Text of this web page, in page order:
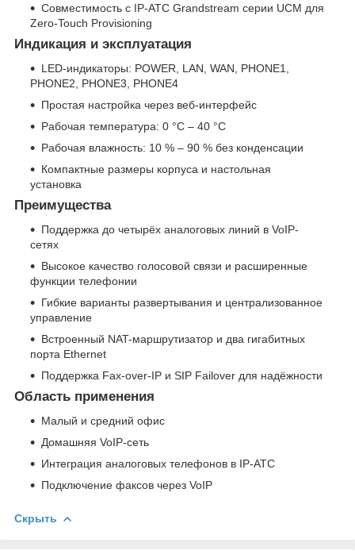
Совместимость с IP-АТС Grandstream серии UCM для
Zero-Touch Provisioning
Индикация и эксплуатация
LED-индикаторы: POWER, LAN, WAN, PHONE1,
PHONE2, PHONE3, PHONE4
Простая настройка через веб-интерфейс
Рабочая температура: 0 °C – 40 °C
Рабочая влажность: 10 % – 90 % без конденсации
Компактные размеры корпуса и настольная
установка
Преимущества
Поддержка до четырёх аналоговых линий в VoIP-
сетях
Высокое качество голосовой связи и расширенные
функции телефонии
Гибкие варианты развертывания и централизованное
управление
Встроенный NAT-маршрутизатор и два гигабитных
порта Ethernet
Поддержка Fax-over-IP и SIP Failover для надёжности
Область применения
Малый и средний офис
Домашняя VoIP-сеть
Интеграция аналоговых телефонов в IP-АТС
Подключение факсов через VoIP
Скрыть